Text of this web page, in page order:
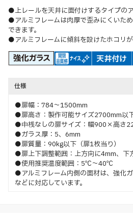
●上レールを天井に面付けするタイプの
●アルミフレームは肉厚で歪みにくいた
できます。
●アルミフレームに傾斜を設けたホコリ
仕様
●扉幅：784～1500mm
●扉高さ：製作可能サイズ2700mm以
●中桟なしの扉サイズ：幅900×高さ
●ガラス厚：5、6mm
●扉質量：90kg以下（扉1枚当り）
●扉上下調整範囲：上方向に4mm、下
●使用推奨温度範囲：5℃～40℃
●アルミフレーム内側の面材は、強化
などに対応しています。